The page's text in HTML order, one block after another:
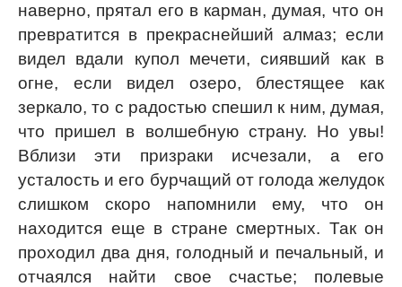
наверно, прятал его в карман, думая, что он
превратится в прекраснейший алмаз; если
видел вдали купол мечети, сиявший как в
огне, если видел озеро, блестящее как
зеркало, то с радостью спешил к ним, думая,
что пришел в волшебную страну. Но увы!
Вблизи эти призраки исчезали, а его
усталость и его бурчащий от голода желудок
слишком скоро напомнили ему, что он
находится еще в стране смертных. Так он
проходил два дня, голодный и печальный, и
отчаялся найти свое счастье; полевые